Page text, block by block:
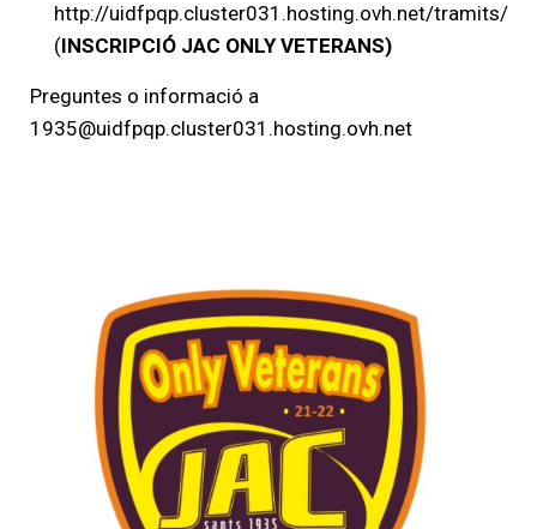
http://uidfpqp.cluster031.hosting.ovh.net/tramits/
(INSCRIPCIÓ JAC ONLY VETERANS)
Preguntes o informació a
1935@uidfpqp.cluster031.hosting.ovh.net